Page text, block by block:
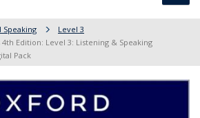
Speaking
Level 3
4th Edition: Level 3: Listening & Speaking
Pack